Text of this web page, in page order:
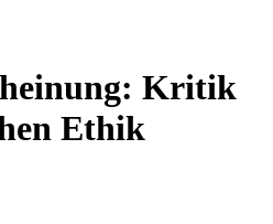
Kritik
Ethik